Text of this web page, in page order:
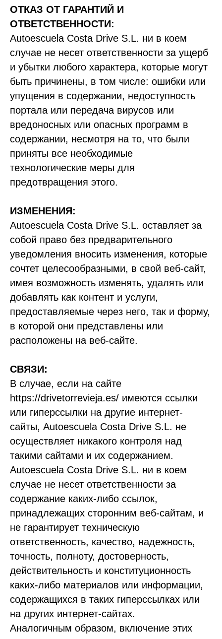
ОТКАЗ ОТ ГАРАНТИЙ И
ОТВЕТСТВЕННОСТИ:
Autoescuela Costa Drive S.L. ни в коем
случае не несет ответственности за ущерб
и убытки любого характера, которые могут
быть причинены, в том числе: ошибки или
упущения в содержании, недоступность
портала или передача вирусов или
вредоносных или опасных программ в
содержании, несмотря на то, что были
приняты все необходимые
технологические меры для
предотвращения этого.
ИЗМЕНЕНИЯ:
Autoescuela Costa Drive S.L. оставляет за
собой право без предварительного
уведомления вносить изменения, которые
сочтет целесообразными, в свой веб-сайт,
имея возможность изменять, удалять или
добавлять как контент и услуги,
предоставляемые через него, так и форму,
в которой они представлены или
расположены на веб-сайте.
СВЯЗИ:
В случае, если на сайте
https://drivetorrevieja.es/ имеются ссылки
или гиперссылки на другие интернет-
сайты, Autoescuela Costa Drive S.L. не
осуществляет никакого контроля над
такими сайтами и их содержанием.
Autoescuela Costa Drive S.L. ни в коем
случае не несет ответственности за
содержание каких-либо ссылок,
принадлежащих сторонним веб-сайтам, и
не гарантирует техническую
ответственность, качество, надежность,
точность, полноту, достоверность,
действительность и конституционность
каких-либо материалов или информации,
содержащихся в таких гиперссылках или
на других интернет-сайтах.
Аналогичным образом, включение этих